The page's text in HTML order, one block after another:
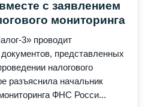
с заявлением
мониторинга
3» проводит
представленных
налогового
разъяснила начальник
ФНС Росси...